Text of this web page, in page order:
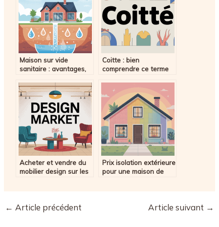
Maison sur vide
sanitaire : avantages,
construire
Coitte : bien
comprendre ce terme
Acheter et vendre du
mobilier design sur les
Prix isolation extérieure
pour une maison de
← Article précédent Article suivant →